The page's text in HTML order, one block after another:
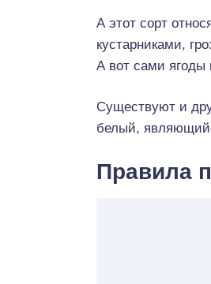
А этот сорт
кустарниками,
А вот сами ягоды
Существуют и
белый,
Правила